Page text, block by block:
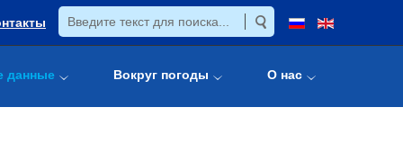
данные Вокруг погоды О нас